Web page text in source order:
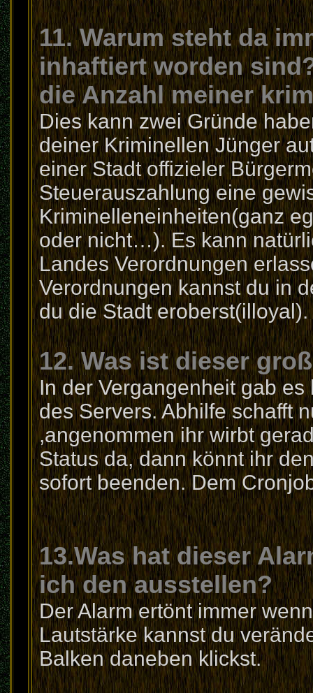
11. Warum steht da
inhaftiert worden
die Anzahl meiner
Dies kann zwei Gründe
deiner Kriminellen Jünger
einer Stadt offizieler
Steuerauszahlung eine
Kriminelleneinheiten(ganz
oder nicht…). Es kann
Landes Verordnungen
Verordnungen kannst du in
du die Stadt
12. Was ist dieser
In der Vergangenheit gab
des Servers. Abhilfe schafft
,angenommen ihr wirbt
Status da, dann könnt ihr
sofort beenden. Dem
13.Was hat dieser
ich den ausstellen?
Der Alarm ertönt immer
Lautstärke kannst du
Balken daneben klickst.